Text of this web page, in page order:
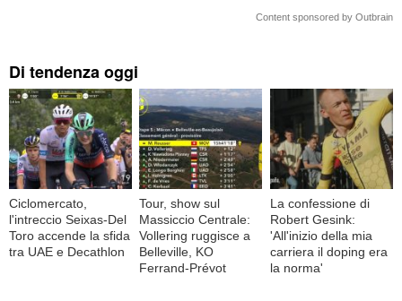
Content sponsored by Outbrain
Di tendenza oggi
Ciclomercato,
l'intreccio Seixas-Del
Toro accende la sfida
tra UAE e Decathlon
Tour, show sul
Massiccio Centrale:
Vollering ruggisce a
Belleville, KO
Ferrand-Prévot
La confessione di
Robert Gesink:
'All'inizio della mia
carriera il doping era
la norma'